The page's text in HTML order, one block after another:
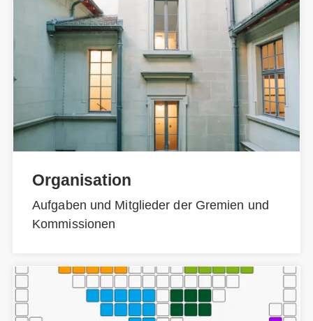
Organisation
Aufgaben und Mitglieder der Gremien und
Kommissionen